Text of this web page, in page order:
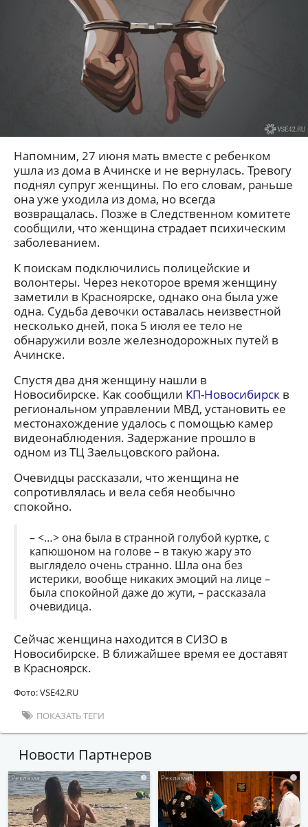
Напомним, 27 июня мать вместе с ребенком
ушла из дома в Ачинске и не вернулась. Тревогу
поднял супруг женщины. По его словам, раньше
она уже уходила из дома, но всегда
возвращалась. Позже в Следственном комитете
сообщили, что женщина страдает психическим
заболеванием.
К поискам подключились полицейские и
волонтеры. Через некоторое время женщину
заметили в Красноярске, однако она была уже
одна. Судьба девочки оставалась неизвестной
несколько дней, пока 5 июля ее тело не
обнаружили возле железнодорожных путей в
Ачинске.
Спустя два дня женщину нашли в
Новосибирске. Как сообщили КП-Новосибирск в
региональном управлении МВД, установить ее
местонахождение удалось с помощью камер
видеонаблюдения. Задержание прошло в
одном из ТЦ Заельцовского района.
Очевидцы рассказали, что женщина не
сопротивлялась и вела себя необычно
спокойно.
– <…> она была в странной голубой куртке, с
капюшоном на голове – в такую жару это
выглядело очень странно. Шла она без
истерики, вообще никаких эмоций на лице –
была спокойной даже до жути, – рассказала
очевидица.
Сейчас женщина находится в СИЗО в
Новосибирске. В ближайшее время ее доставят
в Красноярск.
Фото: VSЕ42.RU
ПОКАЗАТЬ ТЕГИ
Новости Партнеров
i i